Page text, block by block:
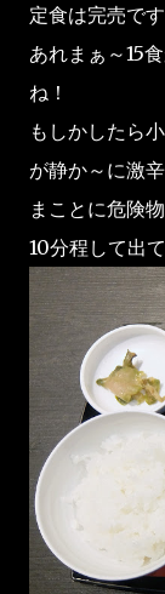
定食は完売です
あれまぁ～15
ね！
もしかしたら
が静か～に激
まことに危険
10分程して出